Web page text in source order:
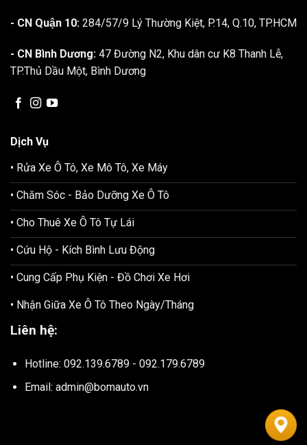
- CN Quận 10: 284/57/9 Lý Thường Kiệt, P.14, Q.10, TP.HCM
- CN Bình Dương: 47 Đường N2, Khu dân cư K8 Thanh Lễ,
TP.Thủ Dầu Một, Bình Dương
Dịch Vụ
• Rửa Xe Ô Tô, Xe Mô Tô, Xe Máy
• Chăm Sóc - Bảo Dưỡng Xe Ô Tô
• Cho Thuê Xe Ô Tô Tự Lái
• Cứu Hộ - Kích Bình Lưu Động
• Cung Cấp Phụ Kiện - Đồ Chơi Xe Hơi
• Nhận Giữa Xe Ô Tô Theo Ngày/Tháng
Liên hệ:
Hotline: 092.139.6789 - 092.179.6789
Email: admin@bomauto.vn